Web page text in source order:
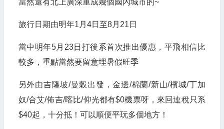
旅行日期由明年1月4日至8月21日
當中明年5月23日打後系首次推出優惠，平飛相信比
較多，重點當然要留意埋暑假旺季
另外由吉隆坡/曼穀出發，金邊/棉蘭/新山/檳城/丁加
奴/合艾/佈吉/喀比/仰光都有$0機票呀，來回連稅只系
$40起，十分抵！可以順便平玩多個地方！